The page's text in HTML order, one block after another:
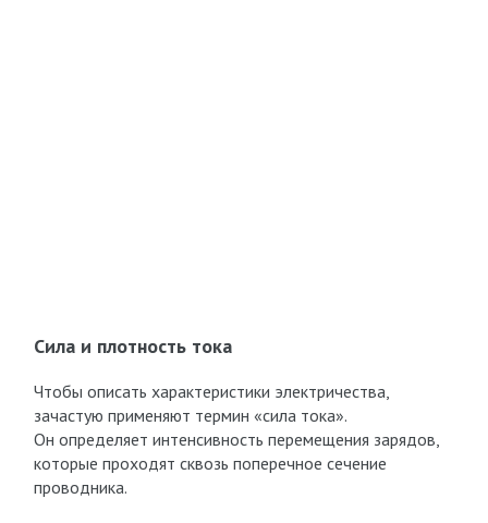
Сила и плотность тока
Чтобы описать характеристики электричества,
зачастую применяют термин «сила тока».
Он определяет интенсивность перемещения зарядов,
которые проходят сквозь поперечное сечение
проводника.